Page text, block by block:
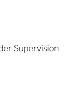
Supervision